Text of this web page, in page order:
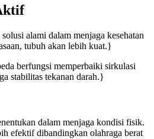
alami dalam menjaga kesehatan
tubuh akan lebih kuat.}
berfungsi memperbaiki sirkulasi
stabilitas tekanan darah.}
dalam menjaga kondisi fisik.
efektif dibandingkan olahraga berat